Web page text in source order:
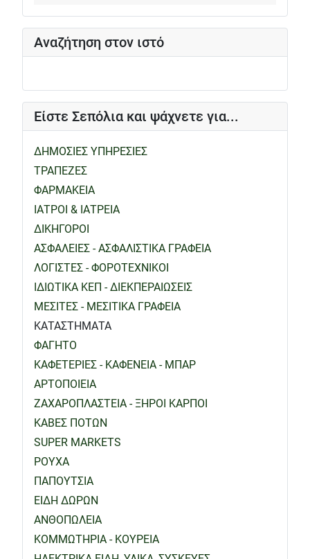
Αναζήτηση στον ιστό
Είστε Σεπόλια και ψάχνετε για...
ΔΗΜΟΣΙΕΣ ΥΠΗΡΕΣΙΕΣ
ΤΡΑΠΕΖΕΣ
ΦΑΡΜΑΚΕΙΑ
ΙΑΤΡΟΙ & ΙΑΤΡΕΙΑ
ΔΙΚΗΓΟΡΟΙ
ΑΣΦΑΛΕΙΕΣ - ΑΣΦΑΛΙΣΤΙΚΑ ΓΡΑΦΕΙΑ
ΛΟΓΙΣΤΕΣ - ΦΟΡΟΤΕΧΝΙΚΟΙ
ΙΔΙΩΤΙΚΑ ΚΕΠ - ΔΙΕΚΠΕΡΑΙΩΣΕΙΣ
ΜΕΣΙΤΕΣ - ΜΕΣΙΤΙΚΑ ΓΡΑΦΕΙΑ
ΚΑΤΑΣΤΗΜΑΤΑ
ΦΑΓΗΤΟ
ΚΑΦΕΤΕΡΙΕΣ - ΚΑΦΕΝΕΙΑ - ΜΠΑΡ
ΑΡΤΟΠΟΙΕΙΑ
ΖΑΧΑΡΟΠΛΑΣΤΕΙΑ - ΞΗΡΟΙ ΚΑΡΠΟΙ
ΚΑΒΕΣ ΠΟΤΩΝ
SUPER MARKETS
ΡΟΥΧΑ
ΠΑΠΟΥΤΣΙΑ
ΕΙΔΗ ΔΩΡΩΝ
ΑΝΘΟΠΩΛΕΙΑ
ΚΟΜΜΩΤΗΡΙΑ - ΚΟΥΡΕΙΑ